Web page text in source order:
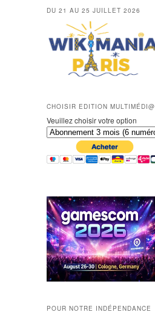
DU 21 AU 25 JUILLET 2026
CHOISIR EDITION MULTIMÉDI@
Veuillez choisir votre option
POUR NOTRE INDÉPENDANCE